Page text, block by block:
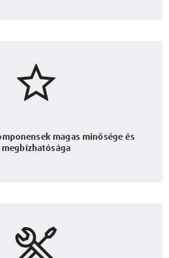
magas minősége és
megbízhatósága